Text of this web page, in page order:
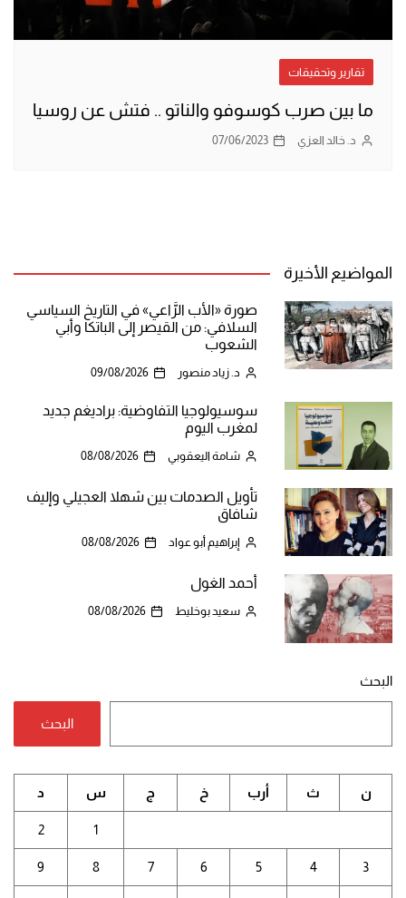
تقارير وتحقيقات
ما بين صرب كوسوفو والناتو .. فتش عن روسيا
د. خالد العزي 07/06/2023
المواضيع الأخيرة
صورة «الأب الرَّاعي» في التاريخ السياسي
السلافي: من القيصر إلى الباتكا وأبي
الشعوب
د. زياد منصور 09/08/2026
سوسيولوجيا التفاوضية: براديغم جديد
لمغرب اليوم
شامة اليعقوبي 08/08/2026
تأويل الصدمات بين شهلا العجيلي وإليف
شافاق
إبراهيم أبو عواد 08/08/2026
أحمد الغول
سعيد بوخليط 08/08/2026
البحث
البحث
ن ث أرب خ ج س د
1
2
3
4
5
6
7
8
9